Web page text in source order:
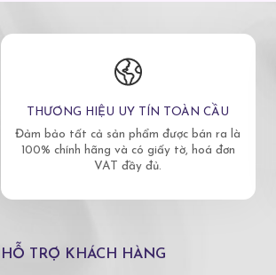
THƯƠNG HIỆU UY TÍN TOÀN CẦU
Đảm bảo tất cả sản phẩm được bán ra là
100% chính hãng và có giấy tờ, hoá đơn
VAT đầy đủ.
HỖ TRỢ KHÁCH HÀNG